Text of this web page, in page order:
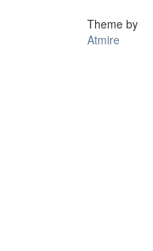
Theme by
Atmire